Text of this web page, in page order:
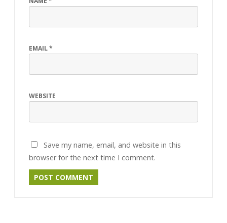
EMAIL*
WEBSITE
Save my name, email, and website in this
browser for the next time I comment.